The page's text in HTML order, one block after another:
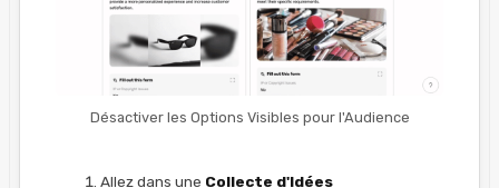
Désactiver les Options Visibles pour l'Audience
Allez dans une Collecte d'Idées